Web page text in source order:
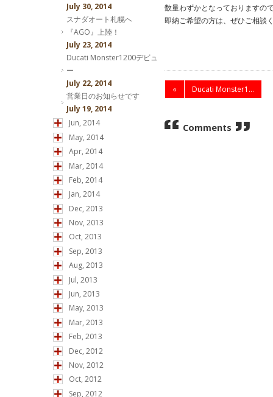
July 30, 2014
スナダオート札幌へ
『AGO』上陸！
July 23, 2014
Ducati Monster1200デビュ
ー
July 22, 2014
営業日のお知らせです
July 19, 2014
Jun, 2014
May, 2014
Apr, 2014
Mar, 2014
Feb, 2014
Jan, 2014
Dec, 2013
Nov, 2013
Oct, 2013
Sep, 2013
Aug, 2013
Jul, 2013
Jun, 2013
May, 2013
Mar, 2013
Feb, 2013
Dec, 2012
Nov, 2012
Oct, 2012
Sep, 2012
数量わずかとなっておりますの
即納ご希望の方は、ぜひご相談
« Ducati Monster1...
Comments